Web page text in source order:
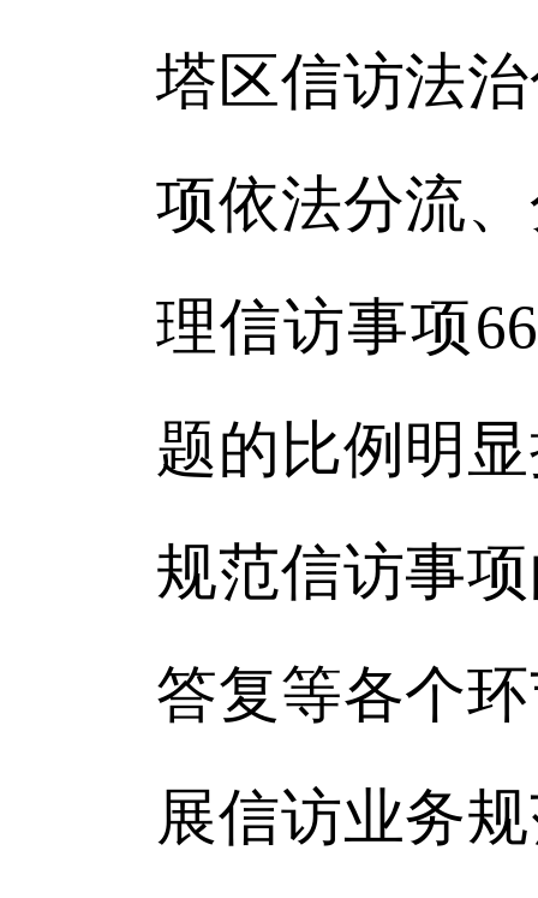
塔区信访法
项依法分流
理信访事项
题的比例明
规范信访事
答复等各个
展信访业务